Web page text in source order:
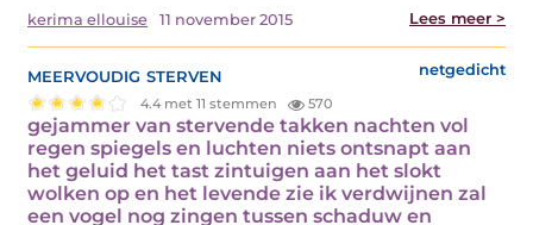
kerima ellouise 11 november 2015 Lees meer >
meervoudig sterven netgedicht
4.4 met 11 stemmen 570
gejammer van stervende takken nachten vol
regen spiegels en luchten niets ontsnapt aan
het geluid het tast zintuigen aan het slokt
wolken op en het levende zie ik verdwijnen zal
een vogel nog zingen tussen schaduw en